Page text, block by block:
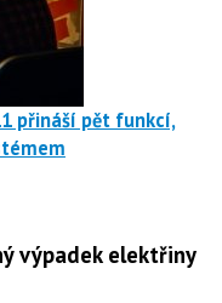
přináší pět funkcí,
výpadek elektřiny